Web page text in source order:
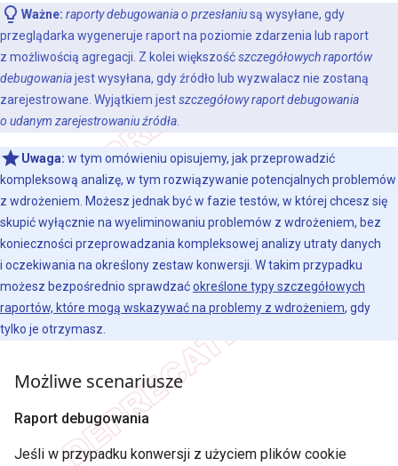
Ważne: raporty debugowania o przesłaniusą wysyłane, gdy
przeglądarka wygeneruje raport na poziomie zdarzenia lub raport
z możliwością agregacji. Z kolei większośćszczegółowych raportów
debugowaniajest wysyłana, gdy źródło lub wyzwalacz nie zostaną
zarejestrowane. Wyjątkiem jestszczegółowy raport debugowania
o udanym zarejestrowaniu źródła.
Uwaga: w tym omówieniu opisujemy, jak przeprowadzić
kompleksową analizę, w tym rozwiązywanie potencjalnych problemów
z wdrożeniem. Możesz jednak być w fazie testów, w której chcesz się
skupić wyłącznie na wyeliminowaniu problemów z wdrożeniem, bez
konieczności przeprowadzania kompleksowej analizy utraty danych
i oczekiwania na określony zestaw konwersji. W takim przypadku
możesz bezpośrednio sprawdzaćokreślone typy szczegółowych
raportów, które mogą wskazywać na problemy z wdrożeniem, gdy
tylko je otrzymasz.
Możliwe scenariusze
Raport debugowania
Jeśli w przypadku konwersji z użyciem plików cookie